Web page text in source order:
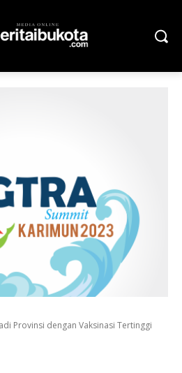
Provinsi dengan Vaksinasi Tertinggi